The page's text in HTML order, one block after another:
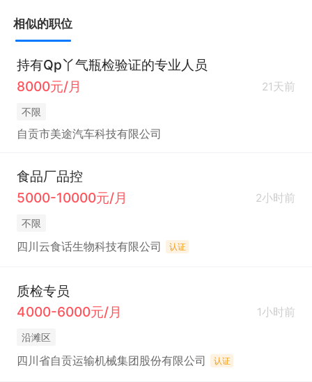
相似的职位
持有Qp丫气瓶检验证的专业人员
8000元/月
21天前
不限
自贡市美途汽车科技有限公司
食品厂品控
5000-10000元/月
2小时前
不限
四川云食话生物科技有限公司 认证
质检专员
4000-6000元/月
1小时前
沿滩区
四川省自贡运输机械集团股份有限公司 认证